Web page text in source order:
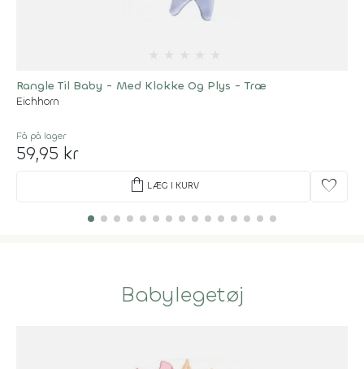
Rangle Til Baby - Med Klokke Og Plys - Træ
Eichhorn
Få på lager
59,95 kr
shopping_bag LÆG I KURV favorite
Babylegetøj